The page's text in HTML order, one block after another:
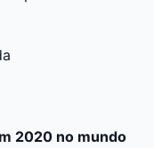
2020 no mundo